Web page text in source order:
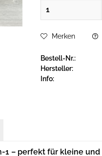
Merken
Bestell-Nr.:
Hersteller:
Info:
1 – perfekt für kleine